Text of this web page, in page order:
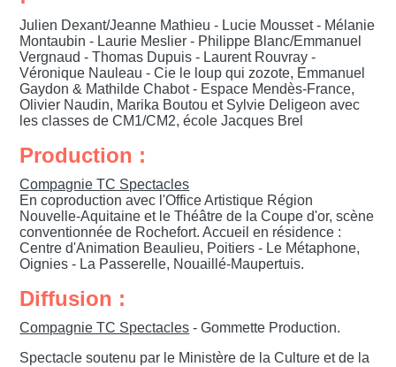
Julien Dexant/Jeanne Mathieu - Lucie Mousset - Mélanie
Montaubin - Laurie Meslier - Philippe Blanc/Emmanuel
Vergnaud - Thomas Dupuis - Laurent Rouvray -
Véronique Nauleau - Cie le loup qui zozote, Emmanuel
Gaydon & Mathilde Chabot - Espace Mendès-France,
Olivier Naudin, Marika Boutou et Sylvie Deligeon avec
les classes de CM1/CM2, école Jacques Brel
Production :
Compagnie TC Spectacles
En coproduction avec l'Office Artistique Région
Nouvelle-Aquitaine et le Théâtre de la Coupe d'or, scène
conventionnée de Rochefort. Accueil en résidence :
Centre d'Animation Beaulieu, Poitiers - Le Métaphone,
Oignies - La Passerelle, Nouaillé-Maupertuis.
Diffusion :
Compagnie TC Spectacles - Gommette Production.
Spectacle soutenu par le Ministère de la Culture et de la